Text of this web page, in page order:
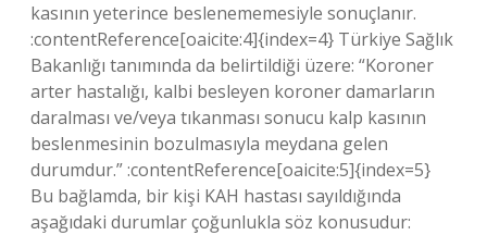
kasının yeterince beslenememesiyle sonuçlanır.
:contentReference[oaicite:4]{index=4} Türkiye Sağlık
Bakanlığı tanımında da belirtildiği üzere: “Koroner
arter hastalığı, kalbi besleyen koroner damarların
daralması ve/veya tıkanması sonucu kalp kasının
beslenmesinin bozulmasıyla meydana gelen
durumdur.” :contentReference[oaicite:5]{index=5}
Bu bağlamda, bir kişi KAH hastası sayıldığında
aşağıdaki durumlar çoğunlukla söz konusudur: